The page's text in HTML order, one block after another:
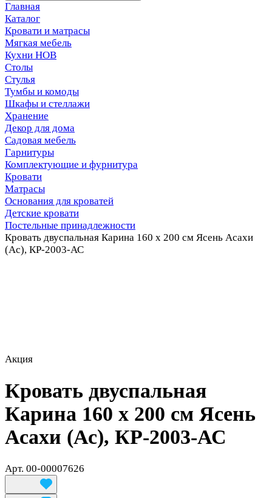
Главная
Каталог
Кровати и матрасы
Мягкая мебель
Кухни НОВ
Столы
Стулья
Тумбы и комоды
Шкафы и стеллажи
Хранение
Декор для дома
Садовая мебель
Гарнитуры
Комплектующие и фурнитура
Кровати
Матрасы
Основания для кроватей
Детские кровати
Постельные принадлежности
Кровать двуспальная Карина 160 х 200 см Ясень Асахи
(Ас), КР-2003-АС
Акция
Кровать двуспальная
Карина 160 х 200 см Ясень
Асахи (Ас), КР-2003-АС
Арт. 00-00007626